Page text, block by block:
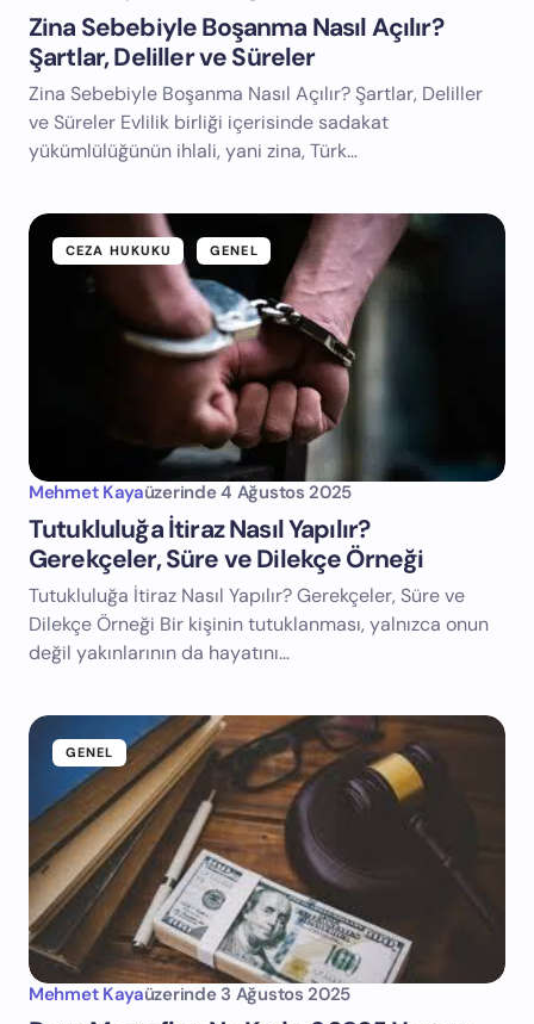
Zina Sebebiyle Boşanma Nasıl Açılır?
Şartlar, Deliller ve Süreler
Zina Sebebiyle Boşanma Nasıl Açılır? Şartlar, Deliller
ve Süreler Evlilik birliği içerisinde sadakat
yükümlülüğünün ihlali, yani zina, Türk…
CEZA HUKUKU GENEL
Mehmet Kayaüzerinde 4 Ağustos 2025
Tutukluluğa İtiraz Nasıl Yapılır?
Gerekçeler, Süre ve Dilekçe Örneği
Tutukluluğa İtiraz Nasıl Yapılır? Gerekçeler, Süre ve
Dilekçe Örneği Bir kişinin tutuklanması, yalnızca onun
değil yakınlarının da hayatını…
GENEL
Mehmet Kayaüzerinde 3 Ağustos 2025